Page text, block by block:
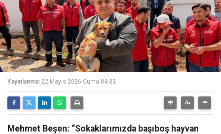
Yayınlanma: 22 Mayıs 2026 Cuma 04:33
Mehmet Beşen: “Sokaklarımızda başıboş hayvan